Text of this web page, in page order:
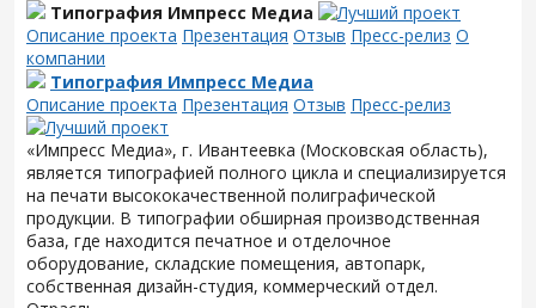
Типография Импресс Медиа
Описание проекта Презентация Отзыв Пресс-релиз О
компании
Типография Импресс Медиа
Описание проекта Презентация Отзыв Пресс-релиз
«Импресс Медиа», г. Ивантеевка (Московская область),
является типографией полного цикла и специализируется
на печати высококачественной полиграфической
продукции. В типографии обширная производственная
база, где находится печатное и отделочное
оборудование, складские помещения, автопарк,
собственная дизайн-студия, коммерческий отдел.